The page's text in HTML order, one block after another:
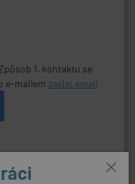
1. kontaktu se
e-mailem zaslat email